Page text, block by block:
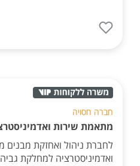
חברה חסויה
מתאמת שירות
לחברת ניהול ואחזקת
ואדמיניסטרציה למחלקת